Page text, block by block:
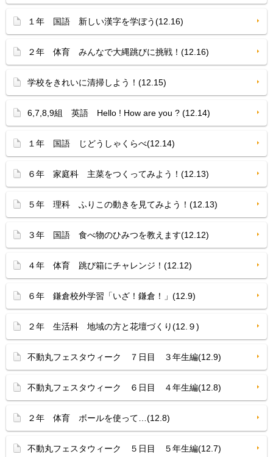
１年 国語 新しい漢字を学ぼう(12.16)
２年 体育 みんなで大縄跳びに挑戦！(12.16)
学校をきれいに清掃しよう！(12.15)
6,7,8,9組 英語 Hello ! How are you ? (12.14)
１年 国語 じどうしゃくらべ(12.14)
６年 家庭科 主菜をつくってみよう！(12.13)
５年 理科 ふりこの動きを見てみよう！(12.13)
３年 国語 食べ物のひみつを教えます(12.12)
４年 体育 跳び箱にチャレンジ！(12.12)
６年 鎌倉校外学習「いざ！鎌倉！」(12.9)
２年 生活科 地域の方と花壇づくり(12.９)
不動丸フェスタウィーク ７日目 ３年生編(12.9)
不動丸フェスタウィーク ６日目 ４年生編(12.8)
２年 体育 ボールを使って…(12.8)
不動丸フェスタウィーク ５日目 ５年生編(12.7)